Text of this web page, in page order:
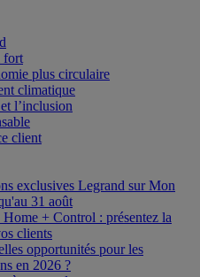
fort
plus circulaire
climatique
l’inclusion
client
exclusives Legrand sur Mon
31 août
+ Control : présentez la
clients
opportunités pour les
en 2026 ?